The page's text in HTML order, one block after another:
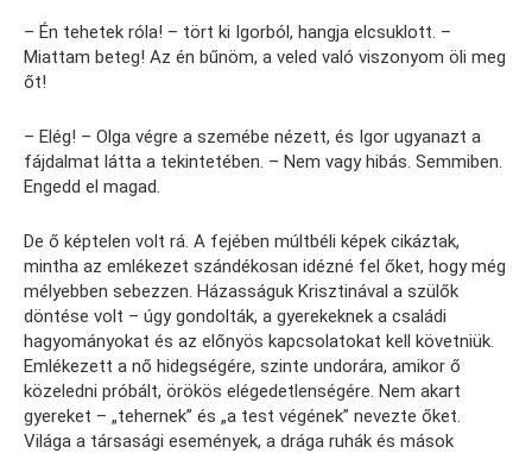
– Én tehetek róla! – tört ki Igorból, hangja elcsuklott. –
Miattam beteg! Az én bűnöm, a veled való viszonyom öli meg
őt!
– Elég! – Olga végre a szemébe nézett, és Igor ugyanazt a
fájdalmat látta a tekintetében. – Nem vagy hibás. Semmiben.
Engedd el magad.
De ő képtelen volt rá. A fejében múltbéli képek cikáztak,
mintha az emlékezet szándékosan idézné fel őket, hogy még
mélyebben sebezzen. Házasságuk Krisztinával a szülők
döntése volt – úgy gondolták, a gyerekeknek a családi
hagyományokat és az előnyös kapcsolatokat kell követniük.
Emlékezett a nő hidegségére, szinte undorára, amikor ő
közeledni próbált, örökös elégedetlenségére. Nem akart
gyereket – „tehernek” és „a test végének” nevezte őket.
Világa a társasági események, a drága ruhák és mások